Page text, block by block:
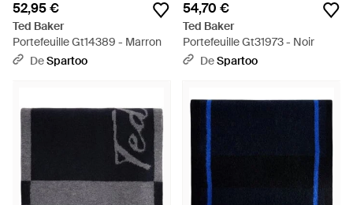
52,95 €
Ted Baker
Portefeuille Gt14389 - Marron
DeSpartoo
54,70 €
Ted Baker
Portefeuille Gt31973 - Noir
DeSpartoo